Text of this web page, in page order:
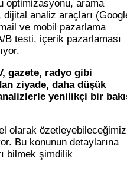
optimizasyonu, arama
analiz araçları
ve mobil pazarlama
testi, içerik pazarlaması
gazete, radyo gibi
ziyade, daha düşük
yenilikçi bir
olarak özetleyebileceğimiz
Bu konunun detaylarına
bilmek şimdilik